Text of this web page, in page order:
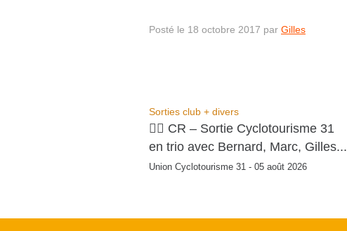
Posté le 18 octobre 2017 par Gilles
Sorties club + divers
🚴‍♂️ CR – Sortie Cyclotourisme 31
en trio avec Bernard, Marc, Gilles...
Union Cyclotourisme 31 - 05 août 2026